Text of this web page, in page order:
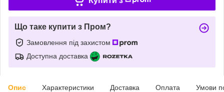
Що таке купити з Пром?
Замовлення під захистом
Доступна доставка
Опис Характеристики Доставка Оплата Умови